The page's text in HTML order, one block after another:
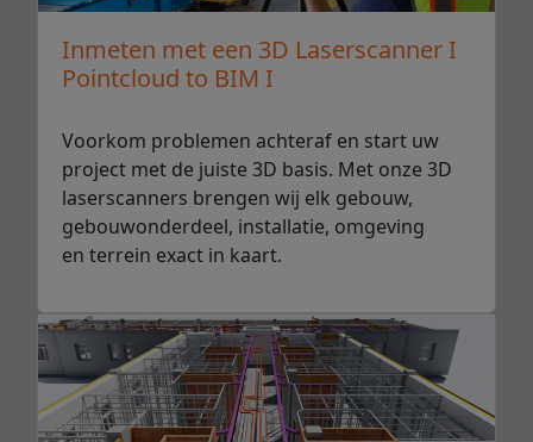
Inmeten met een 3D Laserscanner I
Pointcloud to BIM I
Voorkom problemen achteraf en start uw
project met de juiste 3D basis. Met onze 3D
laserscanners brengen wij elk gebouw,
gebouwonderdeel, installatie, omgeving
en terrein exact in kaart.